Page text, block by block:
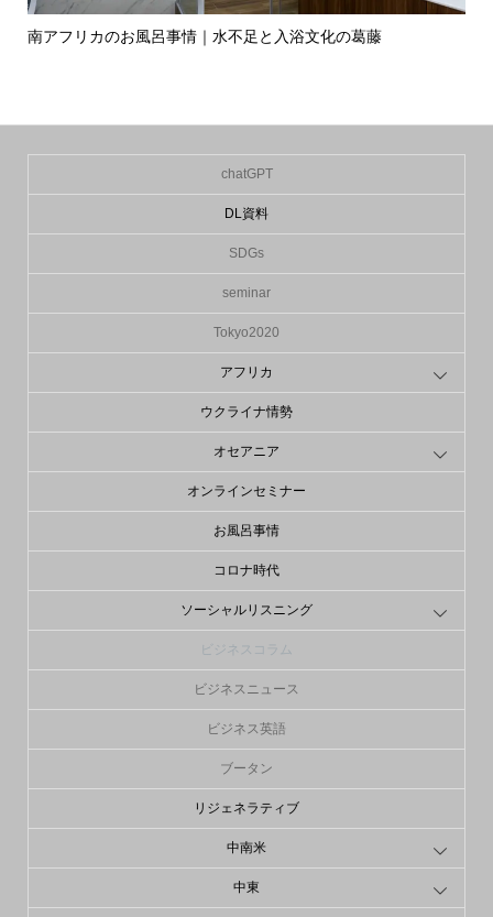
南アフリカのお風呂事情｜水不足と入浴文化の葛藤
chatGPT
DL資料
SDGs
seminar
Tokyo2020
アフリカ
ウクライナ情勢
オセアニア
オンラインセミナー
お風呂事情
コロナ時代
ソーシャルリスニング
ビジネスコラム
ビジネスニュース
ビジネス英語
ブータン
リジェネラティブ
中南米
中東